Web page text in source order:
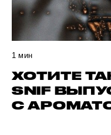
1 мин
ХОТИТЕ
SNIF
С